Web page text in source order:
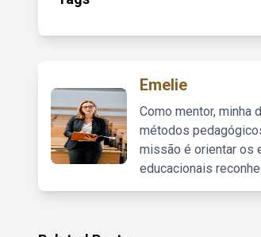
Emelie
Como mentor, minha
métodos
missão é orientar os
educacionais